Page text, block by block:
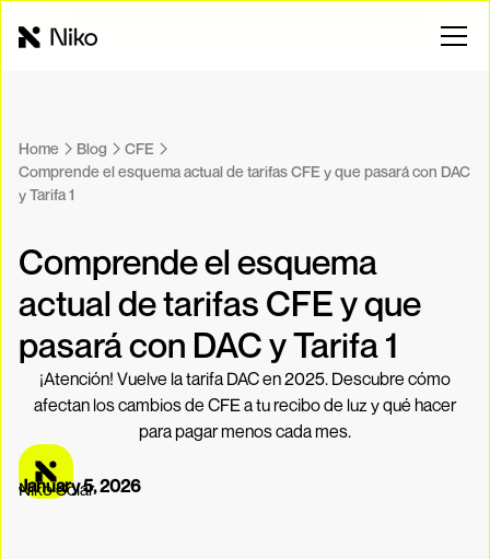
Home Blog
CFE
Comprende el esquema actual de tarifas CFE y que pasará con DAC
y Tarifa 1
Comprende el esquema
actual de tarifas CFE y que
pasará con DAC y Tarifa 1
¡Atención! Vuelve la tarifa DAC en 2025. Descubre cómo
afectan los cambios de CFE a tu recibo de luz y qué hacer
para pagar menos cada mes.
Niko Solar
January 5, 2026